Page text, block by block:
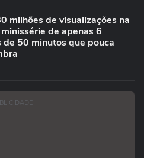
milhões de visualizações na
de apenas 6
de 50 minutos que pouca